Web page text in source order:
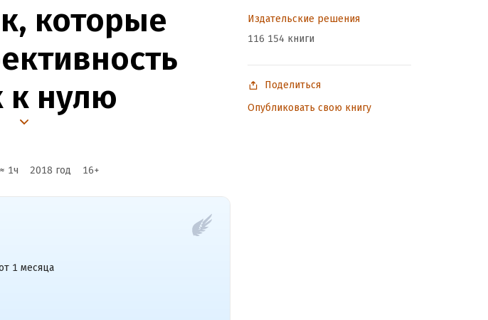
которые
к нулю
1ч 2018 год 16+
1 месяца
Издательские решения
116 154 книги
Поделиться
Опубликовать свою книгу